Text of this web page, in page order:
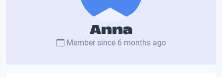
Anna
Member since 6 months ago